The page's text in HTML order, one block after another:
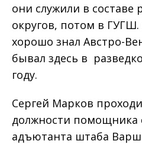
они служили в составе
округов, потом в
хорошо знал Австро-
бывал здесь в
году.
Сергей Марков
должности помощника
адъютанта штаба